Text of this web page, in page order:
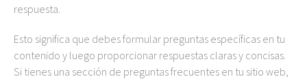
respuesta.
Esto significa que debes formular preguntas específicas en tu
contenido y luego proporcionar respuestas claras y concisas.
Si tienes una sección de preguntas frecuentes en tu sitio web,